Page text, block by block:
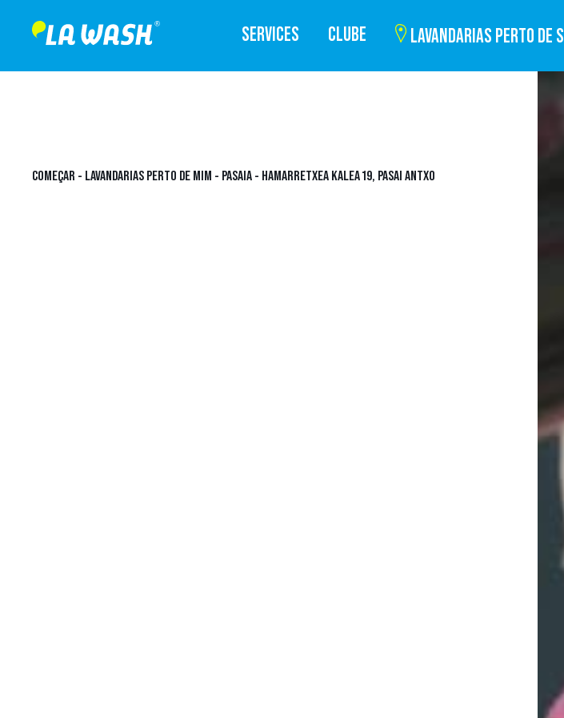
SERVICES CLUBE LAVANDARIAS PERTO DE SI
COMEÇAR - LAVANDARIAS PERTO DE MIM - PASAIA - HAMARRETXEA KALEA 19, PASAI ANTXO